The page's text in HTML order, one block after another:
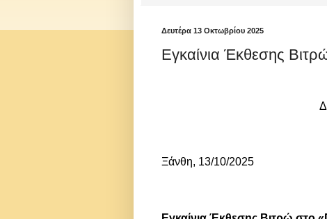
Δευτέρα 13 Οκτωβρίου 2025
Εγκαίνια Έκθεσης
Ξάνθη, 13/10/2025